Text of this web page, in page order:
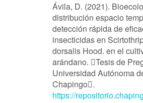
Ávila, D. (2021).
distribución espacio
detección rápida de
insecticidas en
dorsalis Hood. en el
arándano. Tesis de
Universidad Autónoma
Chapingo.
https://